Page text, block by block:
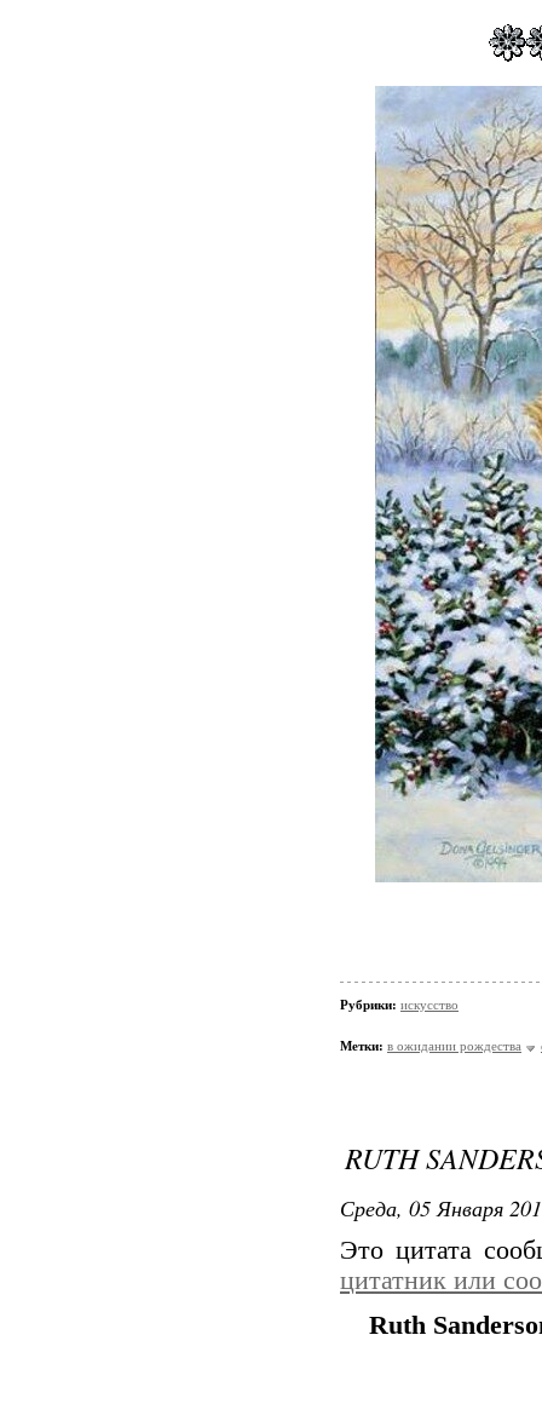
Рубрики: искусство
Метки: в ожидании рождества
RUTH
Среда, 05 Января
Это цитата
цитатник или
Ruth